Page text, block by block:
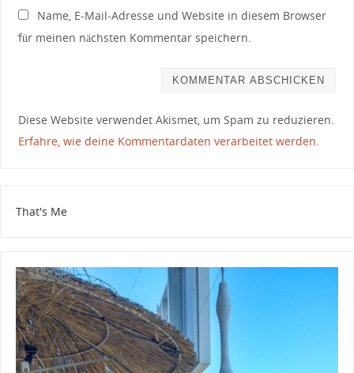
Name, E-Mail-Adresse und Website in diesem Browser
für meinen nächsten Kommentar speichern.
Diese Website verwendet Akismet, um Spam zu reduzieren.
Erfahre, wie deine Kommentardaten verarbeitet werden.
That's Me